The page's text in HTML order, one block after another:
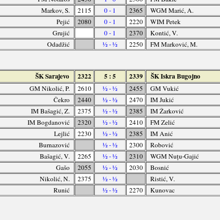
Markov, S.
2115 0 - 1 2365
WGM Marić, A.
Pejić
2080 0 - 1 2220
WIM Petek
Grujić
0 - 1 2370
Kontić, V.
Odadžić
½ - ½ 2250 FM Marković, M.
ŠK Sarajevo 2322 5 : 5 2339 ŠK Iskra Bugojno
GM Nikolić, P. 2610 ½ - ½ 2455
GM Vukić
Čekro
2440 ½ - ½ 2470
IM Jukić
IM Bašagić, Z.
2375 ½ - ½ 2385
IM Žarković
IM Bogdanović
2320 ½ - ½ 2410
FM Zelić
Lejlić
2230 ½ - ½ 2385
IM Anić
Burnazović
½ - ½ 2300
Robović
Bašagić, V.
2265 ½ - ½ 2310
WGM Nuțu-Gajić
Gašo
2055 ½ - ½ 2030
Bosnić
Nikolić, N.
2375 ½ - ½
Ristić, V.
Runić
½ - ½ 2270 Kunovac